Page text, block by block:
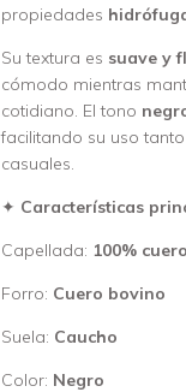
propiedades
Su textura es suave y
cómodo mientras
cotidiano. El tono
facilitando su uso
casuales.
✦ Características
Capellada: 100%
Forro: Cuero bovino
Suela: Caucho
Color: Negro